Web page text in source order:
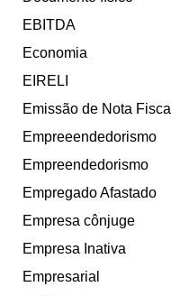
EBITDA
Economia
EIRELI
Emissão de Nota Fiscal
Empreeendedorismo
Empreendedorismo
Empregado Afastado
Empresa cônjuge
Empresa Inativa
Empresarial